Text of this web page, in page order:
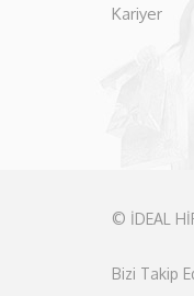
Kariyer
© İDEAL
Bizi Takip